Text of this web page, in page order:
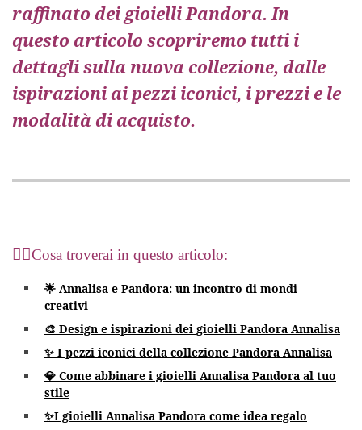
raffinato dei gioielli Pandora. In
questo articolo scopriremo tutti i
dettagli sulla nuova collezione, dalle
ispirazioni ai pezzi iconici, i prezzi e le
modalità di acquisto.
💁‍♀️Cosa troverai in questo articolo:
🌟 Annalisa e Pandora: un incontro di mondi
creativi
🎨 Design e ispirazioni dei gioielli Pandora Annalisa
✨ I pezzi iconici della collezione Pandora Annalisa
💎 Come abbinare i gioielli Annalisa Pandora al tuo
stile
✨I gioielli Annalisa Pandora come idea regalo